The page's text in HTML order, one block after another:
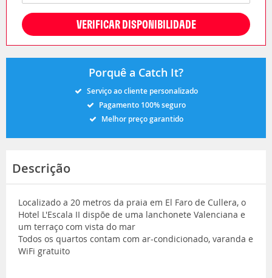
VERIFICAR DISPONIBILIDADE
Porquê a Catch It?
Serviço ao cliente personalizado
Pagamento 100% seguro
Melhor preço garantido
Descrição
Localizado a 20 metros da praia em El Faro de Cullera, o
Hotel L'Escala II dispõe de uma lanchonete Valenciana e
um terraço com vista do mar
Todos os quartos contam com ar-condicionado, varanda e
WiFi gratuito